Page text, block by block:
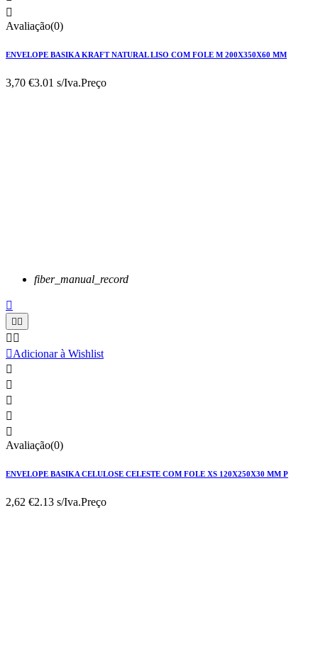

Avaliação(0)
ENVELOPE BASIKA KRAFT NATURAL LISO COM FOLE M 200X350X60 MM
3,70 €3.01 s/Iva.Preço
fiber_manual_record

 
 
Adicionar à Wishlist





Avaliação(0)
ENVELOPE BASIKA CELULOSE CELESTE COM FOLE XS 120X250X30 MM P
2,62 €2.13 s/Iva.Preço